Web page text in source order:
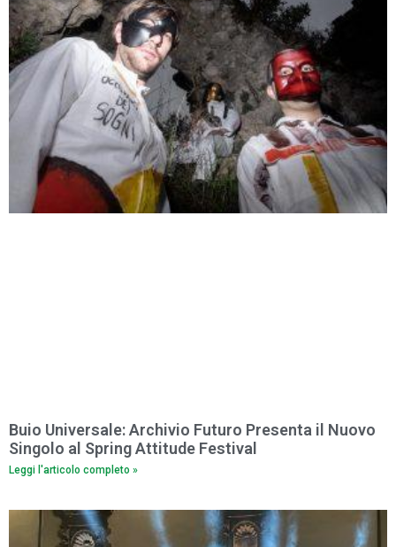
Buio Universale: Archivio Futuro Presenta il Nuovo
Singolo al Spring Attitude Festival
Leggi l'articolo completo »